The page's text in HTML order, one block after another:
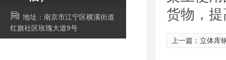
地址：南京市江宁区横溪街道
红旗社区玫瑰大道9号
货物，
上一篇： 立体库